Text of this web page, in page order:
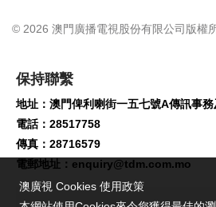
© 2026 澳門廣播電視股份有限公司版權
保持聯繫
地址：澳門俾利喇街一五七號A傳訊事
電話：28517758
傳真：28716579
電郵地址： enquiry@tdm.com.mo
澳廣視 Cookies 使用政策